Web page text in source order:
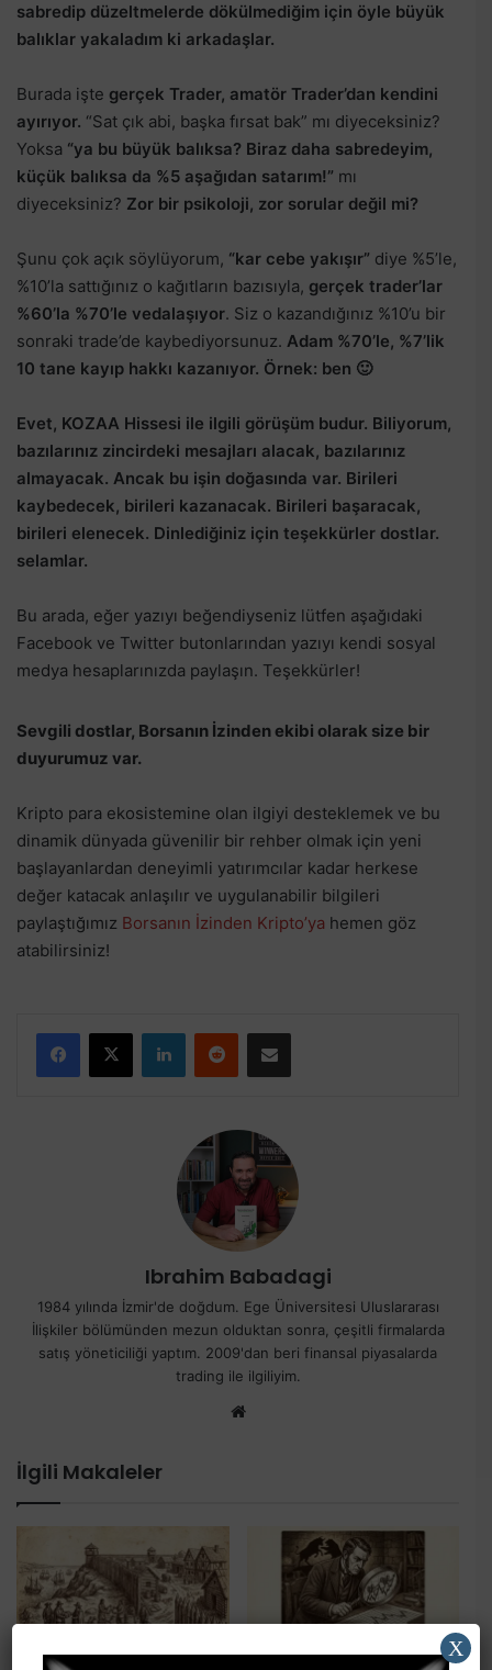
sabredip düzeltmelerde dökülmediğim için öyle büyük
balıklar yakaladım ki arkadaşlar.
Burada işte gerçek Trader, amatör Trader’dan kendini
ayırıyor. “Sat çık abi, başka fırsat bak” mı diyeceksiniz?
Yoksa “ya bu büyük balıksa? Biraz daha sabredeyim,
küçük balıksa da %5 aşağıdan satarım!” mı
diyeceksiniz? Zor bir psikoloji, zor sorular değil mi?
Şunu çok açık söylüyorum, “kar cebe yakışır” diye %5’le,
%10’la sattığınız o kağıtların bazısıyla, gerçek trader’lar
%60’la %70’le vedalaşıyor. Siz o kazandığınız %10’u bir
sonraki trade’de kaybediyorsunuz. Adam %70’le, %7’lik
10 tane kayıp hakkı kazanıyor. Örnek: ben 🙂
Evet, KOZAA Hissesi ile ilgili görüşüm budur. Biliyorum,
bazılarınız zincirdeki mesajları alacak, bazılarınız
almayacak. Ancak bu işin doğasında var. Birileri
kaybedecek, birileri kazanacak. Birileri başaracak,
birileri elenecek. Dinlediğiniz için teşekkürler dostlar.
selamlar.
Bu arada, eğer yazıyı beğendiyseniz lütfen aşağıdaki
Facebook ve Twitter butonlarından yazıyı kendi sosyal
medya hesaplarınızda paylaşın. Teşekkürler!
Sevgili dostlar, Borsanın İzinden ekibi olarak size bir
duyurumuz var.
Kripto para ekosistemine olan ilgiyi desteklemek ve bu
dinamik dünyada güvenilir bir rehber olmak için yeni
başlayanlardan deneyimli yatırımcılar kadar herkese
değer katacak anlaşılır ve uygulanabilir bilgileri
paylaştığımız Borsanın İzinden Kripto’ya hemen göz
atabilirsiniz!
Facebook
X LinkedInReddit E-Posta ile paylaş
Ibrahim Babadagi
1984 yılında İzmir'de doğdum. Ege Üniversitesi Uluslararası
İlişkiler bölümünden mezun olduktan sonra, çeşitli firmalarda
satış yöneticiliği yaptım. 2009'dan beri finansal piyasalarda
trading ile ilgiliyim.
İlgili Makaleler
X